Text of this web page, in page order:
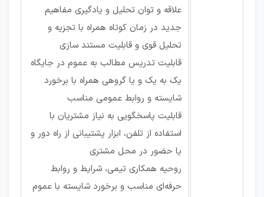
علاقه و توان تحلیل و یادگیری مفاهیم
جدید در زمان کوتاه ‌همراه با تجزیه و
تحلیل قوی و قابلیت مستند سازی
قابلیت تدریس مطالب به عموم در جایگاه
یک به یک و یا گروهی همراه با برخورد
شایسته و روابط عمومی مناسب
قابلیت پاسخگویی به نیاز مشتریان با
استفاده از تلفن، ابزار پشتیبانی از راه دور و
یا حضور در محل مشتری
روحیه همکاری تیمی، شرایط و روابط
حرفه‌ای مناسب و برخورد شایسته با عموم